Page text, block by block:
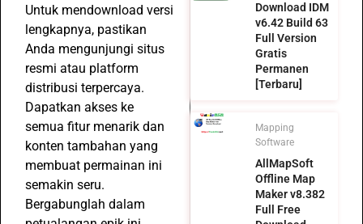
Untuk mendownload versi
lengkapnya, pastikan
Anda mengunjungi situs
resmi atau platform
distribusi terpercaya.
Dapatkan akses ke
semua fitur menarik dan
konten tambahan yang
membuat permainan ini
semakin seru.
Bergabunglah dalam
Download IDM
v6.42 Build 63
Full Version
Gratis
Permanen
[Terbaru]
Mapping
Software
AllMapSoft
Offline Map
Maker v8.382
Full Free